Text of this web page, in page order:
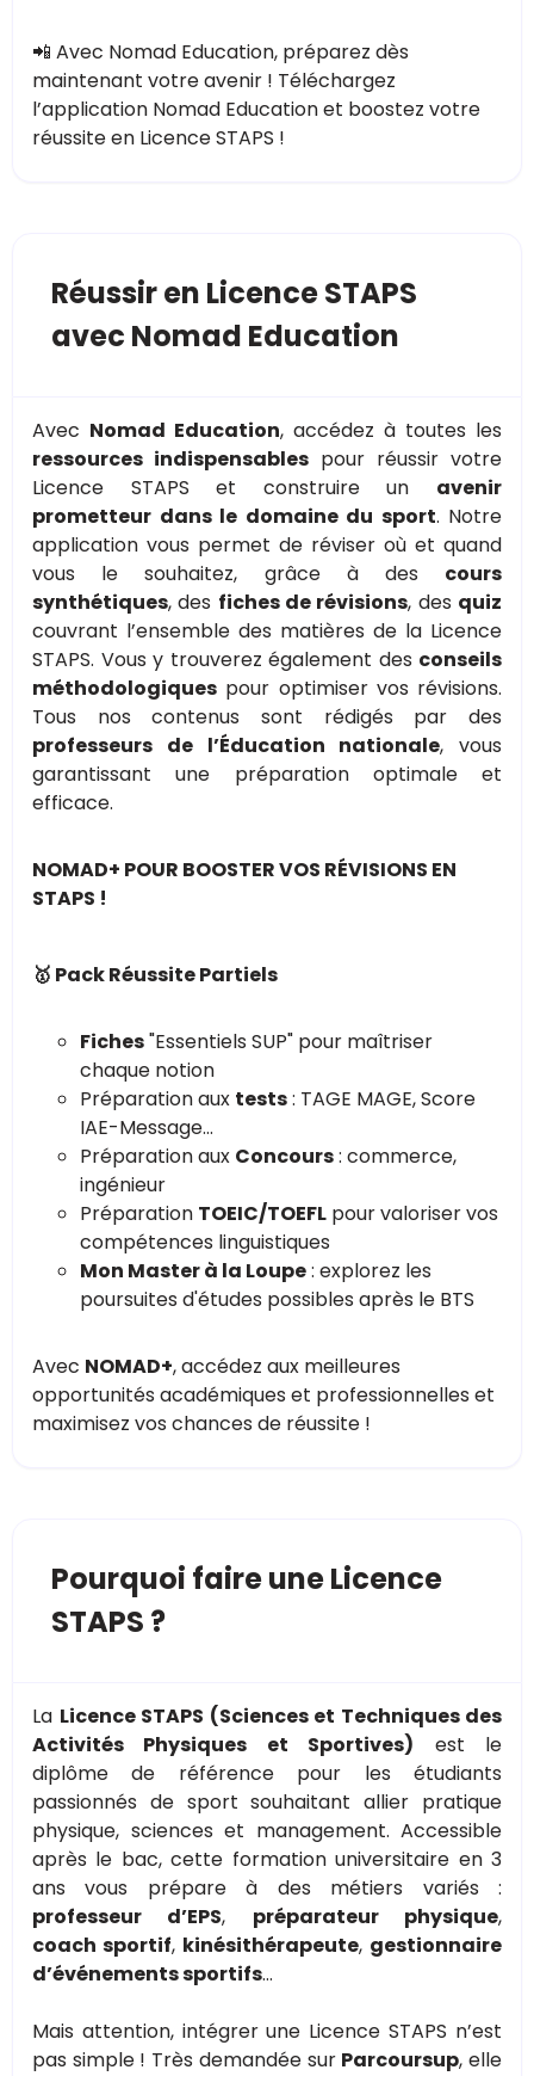
📲 Avec Nomad Education, préparez dès
maintenant votre avenir ! Téléchargez
l’application Nomad Education et boostez votre
réussite en Licence STAPS !
Réussir en Licence STAPS
avec Nomad Education
Avec Nomad Education, accédez à toutes les
ressources indispensables pour réussir votre
Licence STAPS et construire un avenir
prometteur dans le domaine du sport. Notre
application vous permet de réviser où et quand
vous le souhaitez, grâce à des cours
synthétiques, des fiches de révisions, des quiz
couvrant l’ensemble des matières de la Licence
STAPS. Vous y trouverez également des conseils
méthodologiques pour optimiser vos révisions.
Tous nos contenus sont rédigés par des
professeurs de l’Éducation nationale, vous
garantissant une préparation optimale et
efficace.
NOMAD+ POUR BOOSTER VOS RÉVISIONS EN
STAPS !
🥇 Pack Réussite Partiels
Fiches"Essentiels SUP" pour maîtriser
chaque notion
Préparation aux tests: TAGE MAGE, Score
IAE-Message...
Préparation aux Concours: commerce,
ingénieur
Préparation TOEIC/TOEFL pour valoriser vos
compétences linguistiques
Mon Master à la Loupe: explorez les
poursuites d'études possibles après le BTS
Avec NOMAD+, accédez aux meilleures
opportunités académiques et professionnelles et
maximisez vos chances de réussite !
Pourquoi faire une Licence
STAPS ?
La Licence STAPS (Sciences et Techniques des
Activités Physiques et Sportives) est le
diplôme de référence pour les étudiants
passionnés de sport souhaitant allier pratique
physique, sciences et management. Accessible
après le bac, cette formation universitaire en 3
ans vous prépare à des métiers variés :
professeur d’EPS, préparateur physique,
coach sportif, kinésithérapeute, gestionnaire
d’événements sportifs…
Mais attention, intégrer une Licence STAPS n’est
pas simple ! Très demandée sur Parcoursup, elle